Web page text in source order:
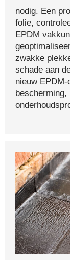
nodig. Een
folie,
EPDM
zwakke
schade aan
nieuw